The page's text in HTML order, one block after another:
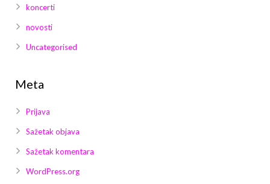
koncerti
novosti
Uncategorised
Meta
Prijava
Sažetak objava
Sažetak komentara
WordPress.org